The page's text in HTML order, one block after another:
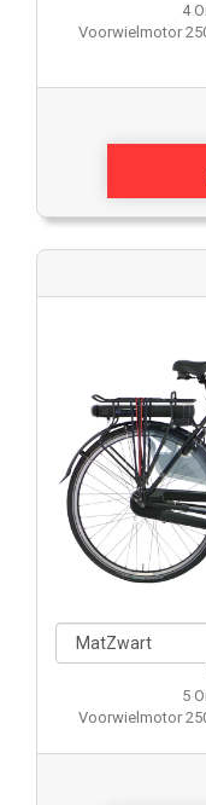
4
Voorwielmotor
5
Voorwielmotor